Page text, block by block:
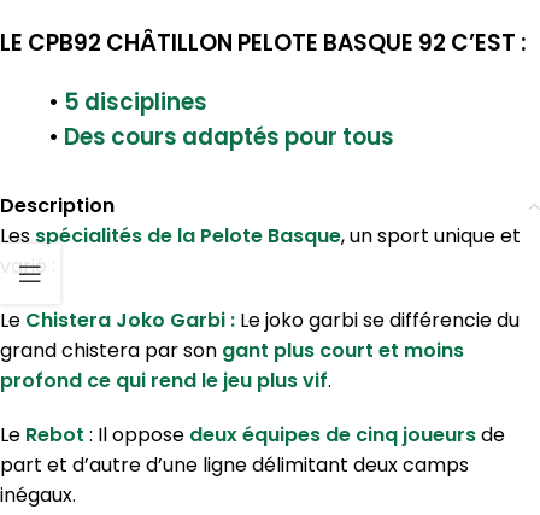
LE CPB92 CHÂTILLON PELOTE BASQUE 92 C’EST :
• 5 disciplines
• Des cours adaptés pour tous
Description
Lesspécialités de la Pelote Basque, un sport unique et
varié :
Le Chistera Joko Garbi : Le joko garbi se différencie du
grand chistera par son gant plus court et moins
profond ce qui rend le jeu plus vif.
Le Rebot : Il oppose deux équipes de cinq joueursde
part et d’autre d’une ligne délimitant deux camps
inégaux.